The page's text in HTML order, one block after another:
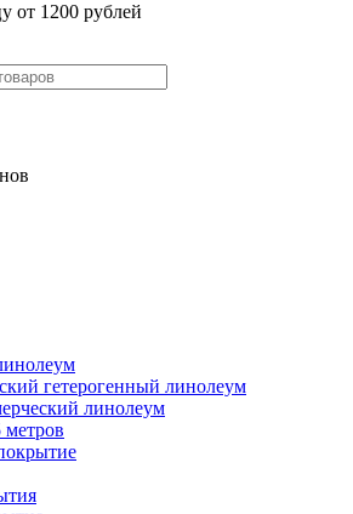
от 1200 рублей
гетерогенный линолеум
линолеум